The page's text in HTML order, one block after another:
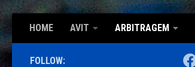
HOME AVIT ARBITRAGEM
FOLLOW: